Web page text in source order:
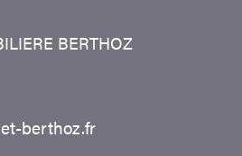
BERTHOZ
berthoz.fr